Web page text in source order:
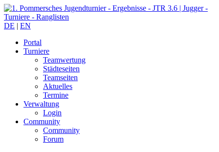
DE | EN
Portal
Turniere
Teamwertung
Städteseiten
Teamseiten
Aktuelles
Termine
Verwaltung
Login
Community
Community
Forum